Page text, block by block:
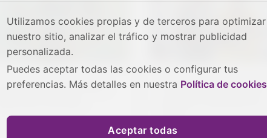
La Peralveche Bike Race
Peralveche entrega los
2024
Utilizamos cookies propias y de terceros para optimizar
nuestro sitio, analizar el tráfico y mostrar publicidad
personalizada.
Puedes aceptar todas las cookies o configurar tus
preferencias. Más detalles en nuestra Política de cookies
Aceptar todas